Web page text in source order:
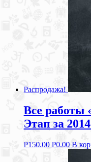
Распродажа!
Все
Этап за
Р150.00 Р0.00 В